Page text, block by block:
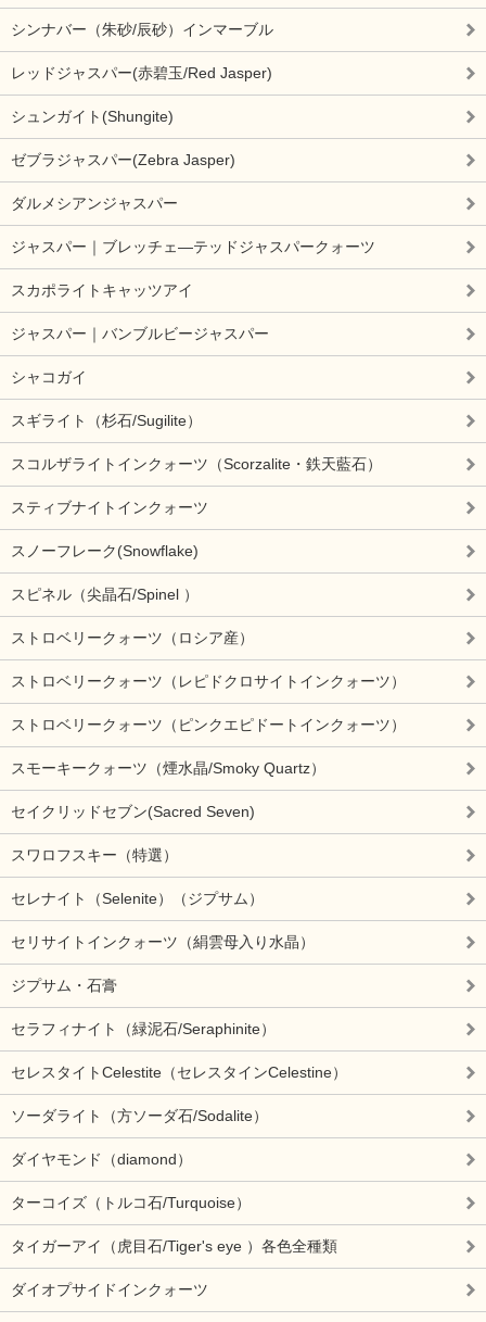
シンナバー（朱砂/辰砂）インマーブル
レッドジャスパー(赤碧玉/Red Jasper)
シュンガイト(Shungite)
ゼブラジャスパー(Zebra Jasper)
ダルメシアンジャスパー
ジャスパー｜ブレッチェ―テッドジャスパークォーツ
スカポライトキャッツアイ
ジャスパー｜バンブルビージャスパー
シャコガイ
スギライト（杉石/Sugilite）
スコルザライトインクォーツ（Scorzalite・鉄天藍石）
スティブナイトインクォーツ
スノーフレーク(Snowflake)
スピネル（尖晶石/Spinel ）
ストロベリークォーツ（ロシア産）
ストロベリークォーツ（レピドクロサイトインクォーツ）
ストロベリークォーツ（ピンクエピドートインクォーツ）
スモーキークォーツ（煙水晶/Smoky Quartz）
セイクリッドセブン(Sacred Seven)
スワロフスキー（特選）
セレナイト（Selenite）（ジプサム）
セリサイトインクォーツ（絹雲母入り水晶）
ジプサム・石膏
セラフィナイト（緑泥石/Seraphinite）
セレスタイトCelestite（セレスタインCelestine）
ソーダライト（方ソーダ石/Sodalite）
ダイヤモンド（diamond）
ターコイズ（トルコ石/Turquoise）
タイガーアイ（虎目石/Tiger's eye ）各色全種類
ダイオプサイドインクォーツ